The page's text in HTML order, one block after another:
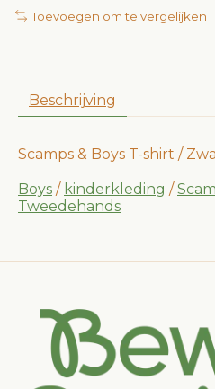
Toevoegen om te vergelijken
Beschrijving
Scamps & Boys T-shirt /
Boys / kinderkleding /
Tweedehands